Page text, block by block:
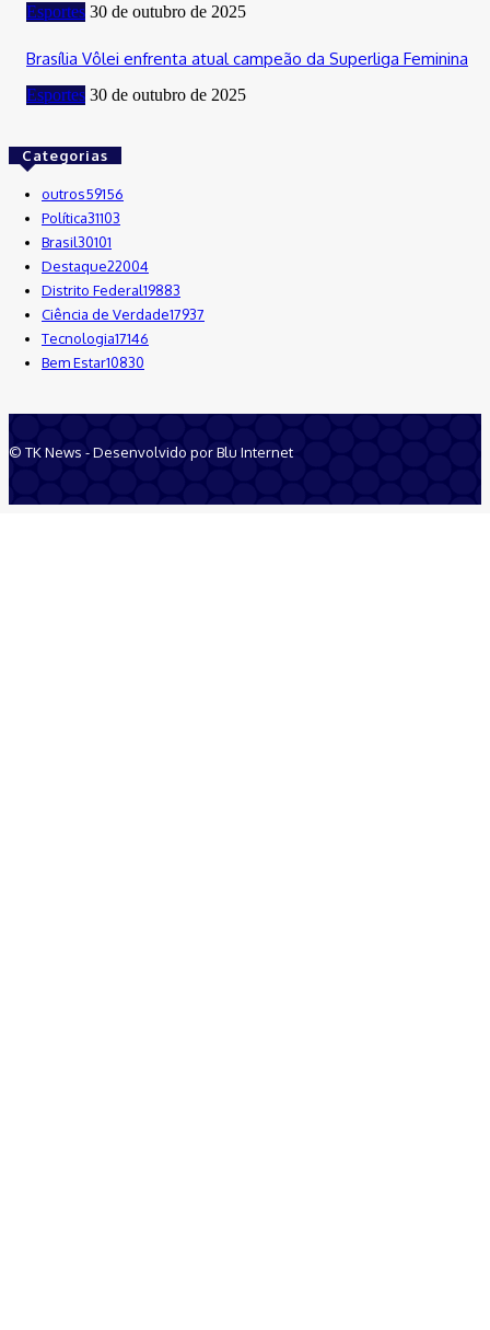
Esportes 30 de outubro de 2025
Brasília Vôlei enfrenta atual campeão da Superliga Feminina
Esportes 30 de outubro de 2025
Categorias
outros59156
Política31103
Brasil30101
Destaque22004
Distrito Federal19883
Ciência de Verdade17937
Tecnologia17146
Bem Estar10830
© TK News - Desenvolvido por Blu Internet